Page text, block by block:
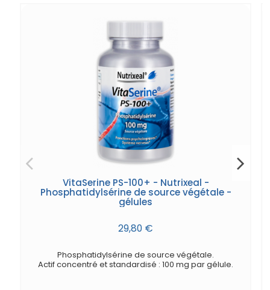
VitaSerine PS-100+ - Nutrixeal -
Phosphatidylsérine de source végétale -
gélules
29,80 €
Phosphatidylsérine de source végétale.
Actif concentré et standardisé : 100 mg par gélule.